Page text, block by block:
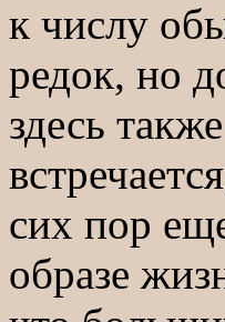
к числу
редок, но
здесь
сих пор
образе